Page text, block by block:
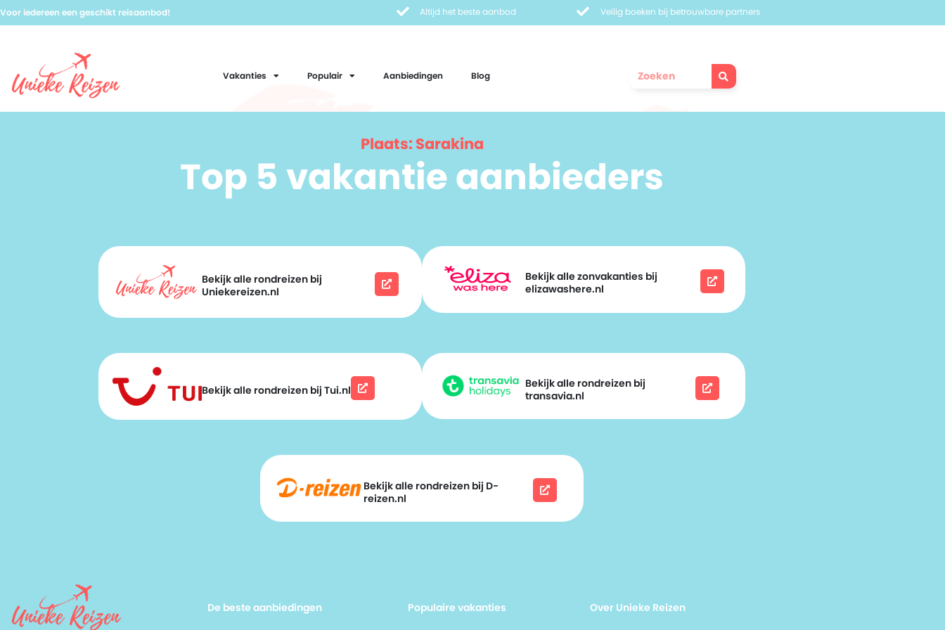
Voor iedereen een geschikt reisaanbod! Altijd het beste aanbod Veilig boeken bij betrouwbare partners
Vakanties Populair Aanbiedingen Blog
Plaats: Sarakina
Top 5 vakantie aanbieders
Bekijk alle rondreizen bij
Uniekereizen.nl
Bekijk alle zonvakanties bij
elizawashere.nl
Bekijk alle rondreizen bij Tui.nl
Bekijk alle rondreizen bij
transavia.nl
Bekijk alle rondreizen bij D-
reizen.nl
De beste aanbiedingen Populaire vakanties Over Unieke Reizen